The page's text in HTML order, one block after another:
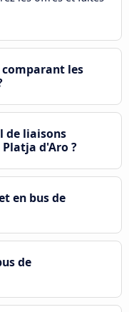
comparant les
de liaisons
d'Aro ?
en bus de
de